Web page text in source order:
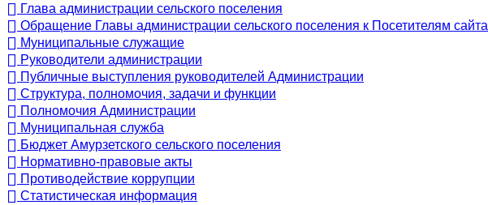
Глава администрации сельского поселения
Обращение Главы администрации сельского поселения к Посетителям сайта
Муниципальные служащие
Руководители администрации
Публичные выступления руководителей Администрации
Структура, полномочия, задачи и функции
Полномочия Администрации
Муниципальная служба
Бюджет Амурзетского сельского поселения
Нормативно-правовые акты
Противодействие коррупции
Статистическая информация